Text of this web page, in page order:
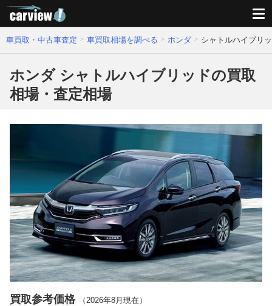
車買取・中古車査定 車買取相場を調べる ホンダ シャトルハイブリ
ホンダ シャトルハイブリッドの買取
相場・査定相場
買取参考価格 （ 2026年8月 現在）